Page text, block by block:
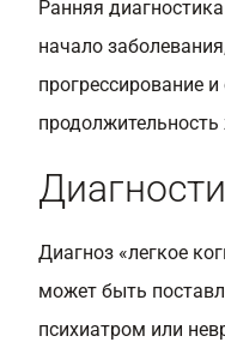
Ранняя
начало
прогрессирование
продолжительность
Диагноз «легкое
может быть
психиатром или